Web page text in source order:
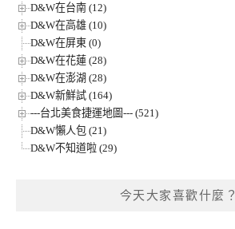
D&W在台南 (12)
D&W在高雄 (10)
D&W在屏東 (0)
D&W在花蓮 (28)
D&W在澎湖 (28)
D&W新鮮試 (164)
---台北美食捷運地圖--- (521)
D&W懶人包 (21)
D&W不知道啦 (29)
今天大家喜歡什麼？